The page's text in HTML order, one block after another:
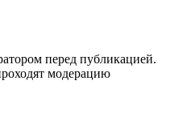
перед публикацией.
модерацию